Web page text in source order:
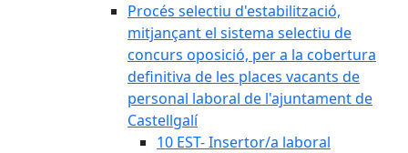
Procés selectiu d'estabilització,
mitjançant el sistema selectiu de
concurs oposició, per a la cobertura
definitiva de les places vacants de
personal laboral de l'ajuntament de
Castellgalí
10 EST- Insertor/a laboral